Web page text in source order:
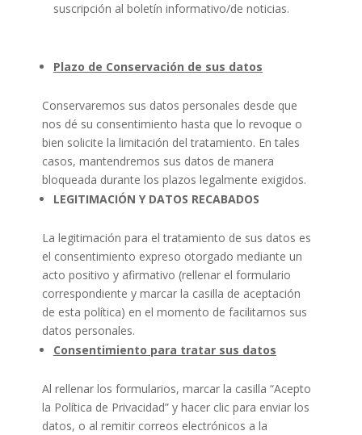
suscripción al boletín informativo/de noticias.
Plazo de Conservación de sus datos
Conservaremos sus datos personales desde que
nos dé su consentimiento hasta que lo revoque o
bien solicite la limitación del tratamiento. En tales
casos, mantendremos sus datos de manera
bloqueada durante los plazos legalmente exigidos.
LEGITIMACIÓN Y DATOS RECABADOS
La legitimación para el tratamiento de sus datos es
el consentimiento expreso otorgado mediante un
acto positivo y afirmativo (rellenar el formulario
correspondiente y marcar la casilla de aceptación
de esta política) en el momento de facilitarnos sus
datos personales.
Consentimiento para tratar sus datos
Al rellenar los formularios, marcar la casilla “Acepto
la Política de Privacidad” y hacer clic para enviar los
datos, o al remitir correos electrónicos a la